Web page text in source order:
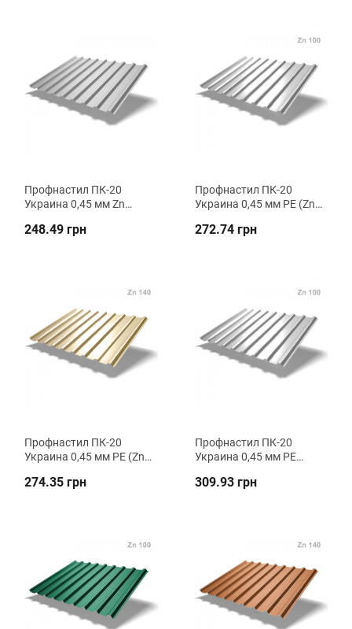
Профнастил ПК-20
Украина 0,45 мм Zn
Металика
248.49 грн
Профнастил ПК-20
Украина 0,45 мм РЕ (Zn
Металика
272.74 грн
Профнастил ПК-20
Украина 0,45 мм РЕ (Zn
Металика
274.35 грн
Профнастил ПК-20
Украина 0,45 мм РЕ
кровельный ВК
309.93 грн